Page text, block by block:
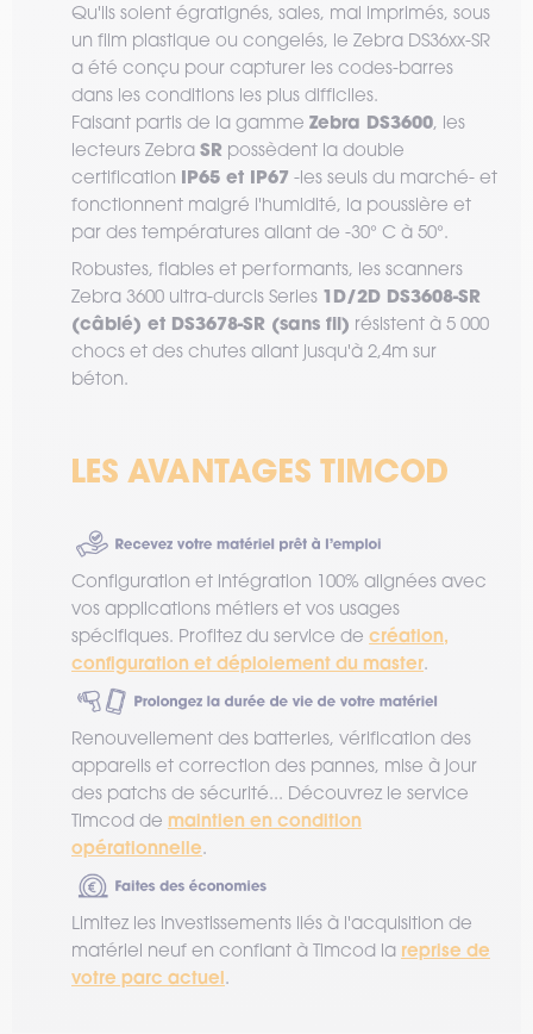
Qu'ils soient égratignés, sales, mal imprimés, sous
un film plastique ou congelés, le Zebra DS36xx-SR
a été conçu pour capturer les codes-barres
dans les conditions les plus difficiles.
Faisant partis de la gamme Zebra DS3600, les
lecteurs Zebra SR possèdent la double
certification IP65 et IP67 -les seuls du marché- et
fonctionnent malgré l'humidité, la poussière et
par des températures allant de -30° C à 50°.
Robustes, fiables et performants, les scanners
Zebra 3600 ultra-durcis Series 1D/2D DS3608-SR
(câblé) et DS3678-SR (sans fil) résistent à 5 000
chocs et des chutes allant jusqu'à 2,4m sur
béton.
Configuration et intégration 100% alignées avec
vos applications métiers et vos usages
spécifiques. Profitez du service de création,
configuration et déploiement du master.
Renouvellement des batteries, vérification des
appareils et correction des pannes, mise à jour
des patchs de sécurité... Découvrez le service
Timcod de maintien en condition
opérationnelle.
Limitez les investissements liés à l'acquisition de
matériel neuf en confiant à Timcod la reprise de
votre parc actuel.